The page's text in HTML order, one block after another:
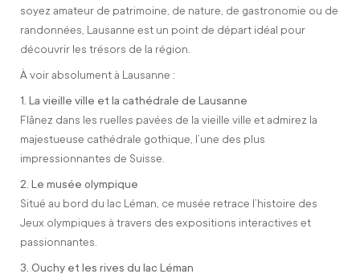
soyez amateur de patrimoine, de nature, de gastronomie ou de
randonnées, Lausanne est un point de départ idéal pour
découvrir les trésors de la région.
À voir absolument à Lausanne :
1. La vieille ville et la cathédrale de Lausanne
Flânez dans les ruelles pavées de la vieille ville et admirez la
majestueuse cathédrale gothique, l’une des plus
impressionnantes de Suisse.
2. Le musée olympique
Situé au bord du lac Léman, ce musée retrace l’histoire des
Jeux olympiques à travers des expositions interactives et
passionnantes.
3. Ouchy et les rives du lac Léman